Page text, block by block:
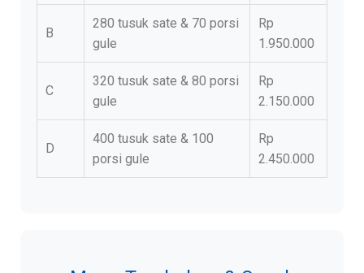
B
280 tusuk sate & 70 porsi
gule
Rp
1.950.000
C
320 tusuk sate & 80 porsi
gule
Rp
2.150.000
D
400 tusuk sate & 100
porsi gule
Rp
2.450.000